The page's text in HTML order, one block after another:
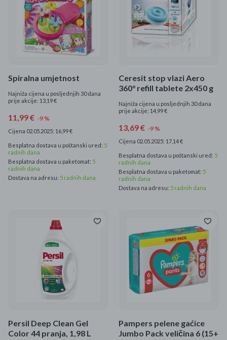
Spiralna umjetnost
Najniža cijena u posljednjih 30 dana
prije akcije: 13,19 €
11,99 € -9 %
Cijena 02.05.2025: 16,99 €
Besplatna dostava u poštanski ured: 5
radnih dana
Besplatna dostava u paketomat: 5
radnih dana
Dostava na adresu: 5 radnih dana
Ceresit stop vlazi Aero
360° refill tablete 2x450 g
Najniža cijena u posljednjih 30 dana
prije akcije: 14,99 €
13,69 € -9 %
Cijena 02.05.2025: 17,14 €
Besplatna dostava u poštanski ured: 5
radnih dana
Besplatna dostava u paketomat: 5
radnih dana
Dostava na adresu: 5 radnih dana
Persil Deep Clean Gel
Color 44 pranja, 1,98 L
Pampers pelene gaćice
Jumbo Pack veličina 6 (15+